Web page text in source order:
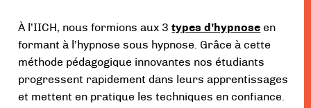
À l’IICH, nous formions aux 3types d’hypnose en
formant à l’hypnose sous hypnose. Grâce à cette
méthode pédagogique innovantes nos étudiants
progressent rapidement dans leurs apprentissages
et mettent en pratique les techniques en confiance.